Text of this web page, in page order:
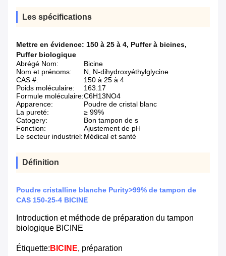
Les spécifications
Mettre en évidence: 150 à 25 à 4, Puffer à bicines,
Puffer biologique
Abrégé Nom:
Bicine
Nom et prénoms:
N, N-dihydroxyéthylglycine
CAS #:
150 à 25 à 4
Poids moléculaire:
163.17
Formule moléculaire:C6H13NO4
Apparence:
Poudre de cristal blanc
La pureté:
≥ 99%
Catogery:
Bon tampon de s
Fonction:
Ajustement de pH
Le secteur industriel: Médical et santé
Définition
Poudre cristalline blanche Purity>99% de tampon de
CAS 150-25-4 BICINE
Introduction et méthode de préparation du tampon
biologique BICINE
Étiquette: BICINE, préparation